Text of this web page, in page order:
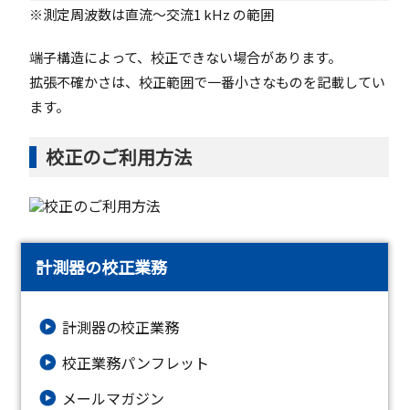
※測定周波数は直流～交流1 kHz の範囲
端子構造によって、校正できない場合があります。
拡張不確かさは、校正範囲で一番小さなものを記載してい
ます。
校正のご利用方法
計測器の校正業務
計測器の校正業務
校正業務パンフレット
メールマガジン